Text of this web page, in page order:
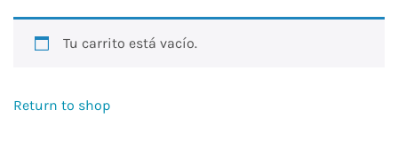
Tu carrito está vacío.
Return to shop